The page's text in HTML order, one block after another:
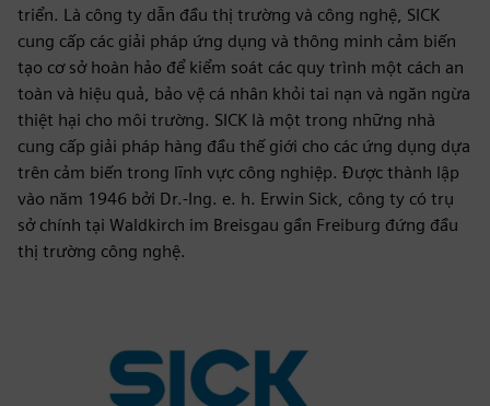
triển. Là công ty dẫn đầu thị trường và công nghệ, SICK
cung cấp các giải pháp ứng dụng và thông minh cảm biến
tạo cơ sở hoàn hảo để kiểm soát các quy trình một cách an
toàn và hiệu quả, bảo vệ cá nhân khỏi tai nạn và ngăn ngừa
thiệt hại cho môi trường. SICK là một trong những nhà
cung cấp giải pháp hàng đầu thế giới cho các ứng dụng dựa
trên cảm biến trong lĩnh vực công nghiệp. Được thành lập
vào năm 1946 bởi Dr.-Ing. e. h. Erwin Sick, công ty có trụ
sở chính tại Waldkirch im Breisgau gần Freiburg đứng đầu
thị trường công nghệ.